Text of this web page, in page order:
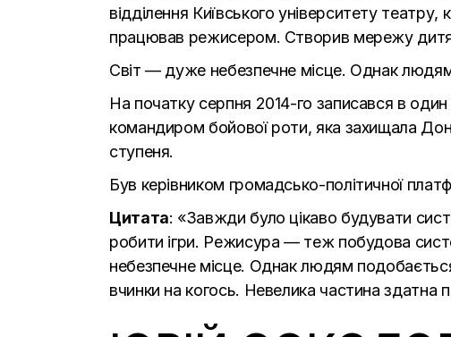
відділення Київського університету
працював режисером. Створив мережу
Світ — дуже небезпечне місце. Однак
На початку серпня 2014-го записався в
командиром бойової роти, яка захищала
ступеня.
Був керівником громадсько-політичної
Цитата: «Завжди було цікаво будувати
робити ігри. Режисура — теж побудова
небезпечне місце. Однак людям
вчинки на когось. Невелика частина